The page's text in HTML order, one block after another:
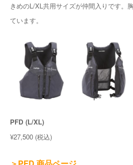
きめのL/XL共用サイズが仲間入りです。
ています。
PFD (L/XL)
¥27,500 (税込)